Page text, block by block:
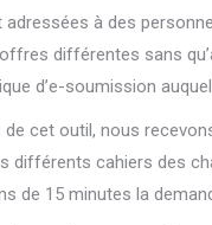
adressées à des
différentes sans
d’e-soumission
cet outil, nous
différents cahiers des
de 15 minutes la